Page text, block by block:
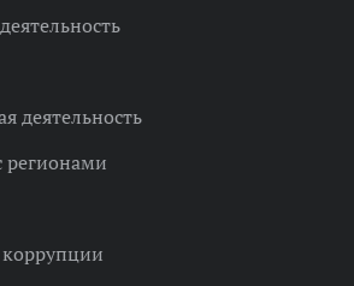
деятельность
регионами